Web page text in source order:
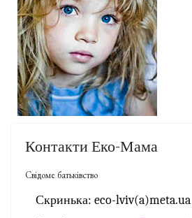
Контакти Еко-Мама
Свідоме батьківство
Скринька: eco-lviv(a)meta.ua